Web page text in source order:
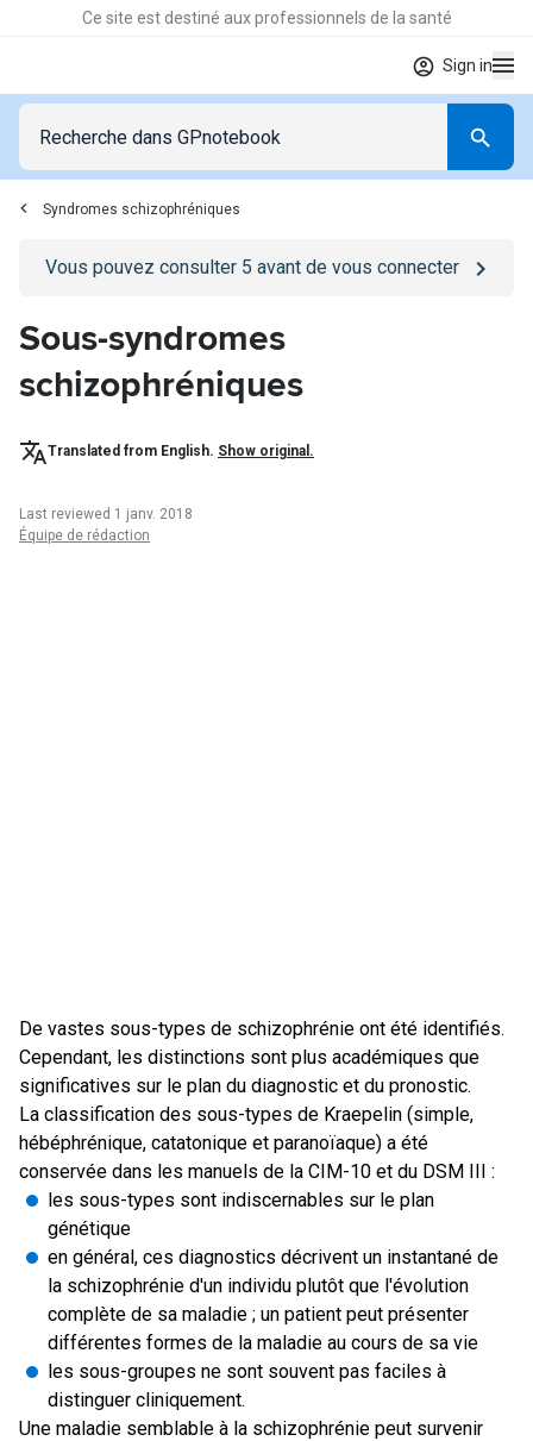
Ce site est destiné aux professionnels de la santé
Sign in
Syndromes schizophréniques
Go to/se-connecterpage
Vous pouvez consulter 5 avant de vous connecter
Sous-syndromes
schizophréniques
Translated from English. Show original.
Last reviewed 1 janv. 2018
Équipe de rédaction
De vastes sous-types de schizophrénie ont été identifiés.
Cependant, les distinctions sont plus académiques que
significatives sur le plan du diagnostic et du pronostic.
La classification des sous-types de Kraepelin (simple,
hébéphrénique, catatonique et paranoïaque) a été
conservée dans les manuels de la CIM-10 et du DSM III :
les sous-types sont indiscernables sur le plan
génétique
en général, ces diagnostics décrivent un instantané de
la schizophrénie d'un individu plutôt que l'évolution
complète de sa maladie ; un patient peut présenter
différentes formes de la maladie au cours de sa vie
les sous-groupes ne sont souvent pas faciles à
distinguer cliniquement.
Une maladie semblable à la schizophrénie peut survenir